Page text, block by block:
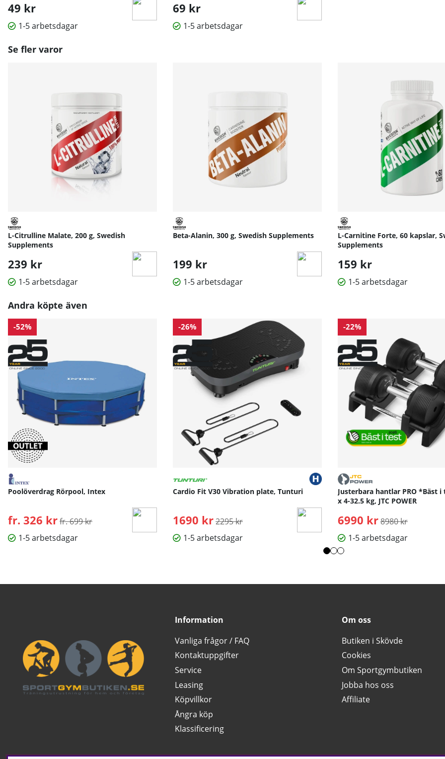
49 kr
1-5 arbetsdagar
69 kr
1-5 arbetsdagar
Se fler varor
L-Citrulline Malate, 200 g, Swedish
Supplements
239 kr
1-5 arbetsdagar
Beta-Alanin, 300 g, Swedish Supplements
199 kr
1-5 arbetsdagar
L-Carnitine Forte, 60 kapslar,
Supplements
159 kr
1-5 arbetsdagar
Andra köpte även
-52%
Poolöverdrag Rörpool, Intex
fr. 326 krOrdinarie pris:
fr. 699 kr
1-5 arbetsdagar
-26%
Cardio Fit V30 Vibration plate, Tunturi
1690 kr Ordinarie pris:
2295 kr
1-5 arbetsdagar
-22%
Justerbara hantlar PRO *Bäst i
x 4-32.5 kg, JTC POWER
6990 kr Ordinarie pris:
8980 kr
1-5 arbetsdagar
Information
Vanliga frågor / FAQ
Kontaktuppgifter
Service
Leasing
Köpvillkor
Ångra köp
Klassificering
Om oss
Butiken i Skövde
Cookies
Om Sportgymbutiken
Jobba hos oss
Affiliate